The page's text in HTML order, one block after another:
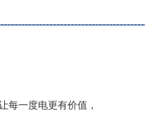
每一度电更有价值，